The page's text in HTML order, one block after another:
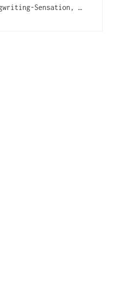
Sensation, …